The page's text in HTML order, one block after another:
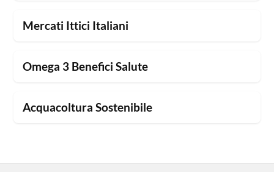
Mercati Ittici Italiani
Omega 3 Benefici Salute
Acquacoltura Sostenibile